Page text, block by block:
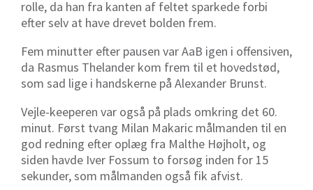
rolle, da han fra kanten af feltet sparkede forbi
efter selv at have drevet bolden frem.
Fem minutter efter pausen var AaB igen i offensiven,
da Rasmus Thelander kom frem til et hovedstød,
som sad lige i handskerne på Alexander Brunst.
Vejle-keeperen var også på plads omkring det 60.
minut. Først tvang Milan Makaric målmanden til en
god redning efter oplæg fra Malthe Højholt, og
siden havde Iver Fossum to forsøg inden for 15
sekunder, som målmanden også fik afvist.